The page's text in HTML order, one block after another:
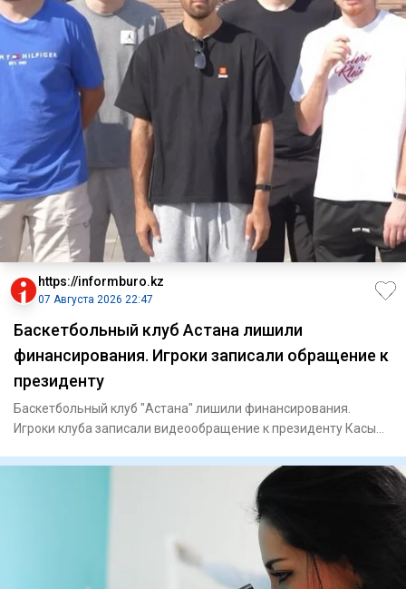
https://informburo.kz
07 Августа 2026 22:47
Баскетбольный клуб Астана лишили
финансирования. Игроки записали обращение к
президенту
Баскетбольный клуб "Астана" лишили финансирования.
Игроки клуба записали видеообращение к президенту Касым-